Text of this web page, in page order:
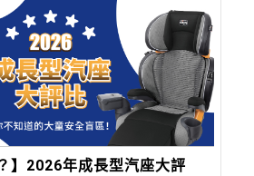
】2026年成長型汽座大評